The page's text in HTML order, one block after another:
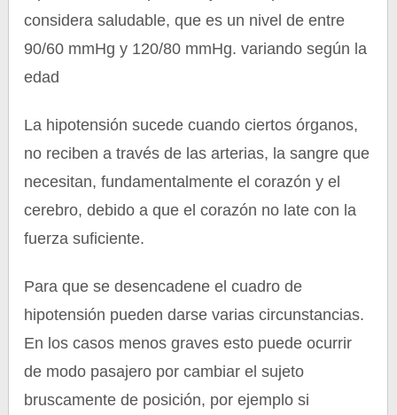
considera saludable, que es un nivel de entre
90/60 mmHg y 120/80 mmHg. variando según la
edad
La hipotensión sucede cuando ciertos órganos,
no reciben a través de las arterias, la sangre que
necesitan, fundamentalmente el corazón y el
cerebro, debido a que el corazón no late con la
fuerza suficiente.
Para que se desencadene el cuadro de
hipotensión pueden darse varias circunstancias.
En los casos menos graves esto puede ocurrir
de modo pasajero por cambiar el sujeto
bruscamente de posición, por ejemplo si